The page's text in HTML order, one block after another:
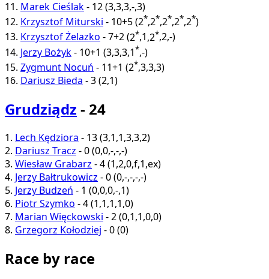
11. Marek Cieślak- 12(3,3,3,-,3)
12. Krzysztof Miturski - 10+5(2*,2*,2*,2*,2*)
13. Krzysztof Żelazko -7+2(2*,1,2*,2,-)
14. Jerzy Bożyk- 10+1 (3,3,3,1*,-)
15. Zygmunt Nocuń - 11+1 (2*,3,3,3)
16. Dariusz Bieda -3(2,1)
Grudziądz - 24
1. Lech Kędziora - 13(3,1,1,3,3,2)
2. Dariusz Tracz -0(0,0,-,-,-)
3. Wiesław Grabarz -4(1,2,0,f,1,ex)
4. Jerzy Bałtrukowicz -0(0,-,-,-,-)
5. Jerzy Budzeń - 1 (0,0,0,-,1)
6. Piotr Szymko -4(1,1,1,1,0)
7. Marian Więckowski -2(0,1,1,0,0)
8. Grzegorz Kołodziej -0(0)
Race by race